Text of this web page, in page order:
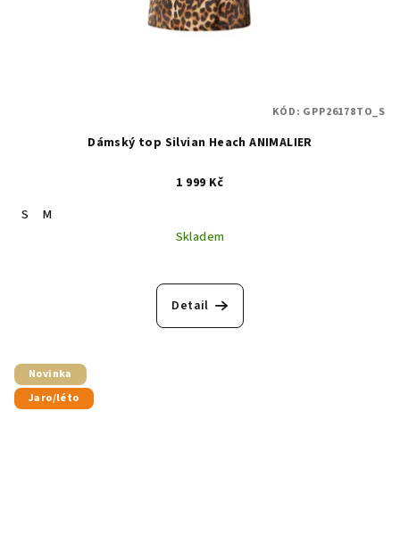
Dámský top Silvian Heach ANIMALIER
1 999 Kč
S
M
Skladem
Detail
KÓD: GPP26178TO_S
Novinka
Jaro/léto